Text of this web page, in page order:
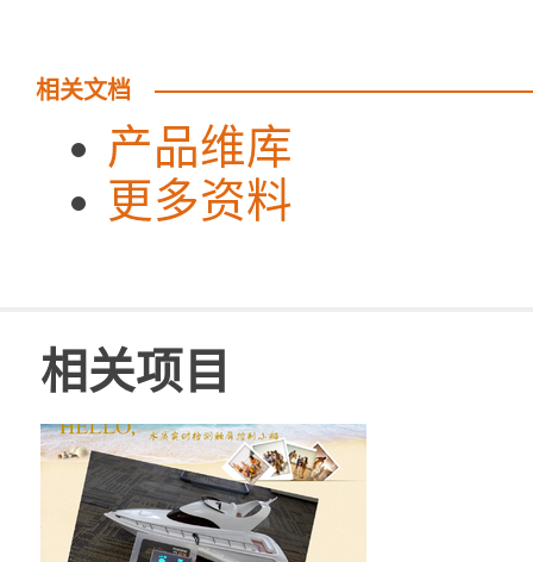
相关文档
产品维库
更多资料
相关项目